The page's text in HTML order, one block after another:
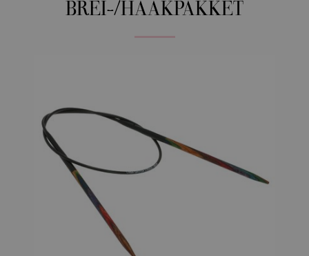
BREI-/HAAKPAKKET